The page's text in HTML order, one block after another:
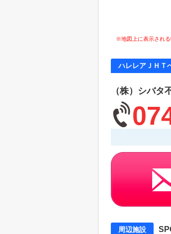
※地図上に表示される
ハレレアＪＨＴ
（株）シバタ
周辺施設